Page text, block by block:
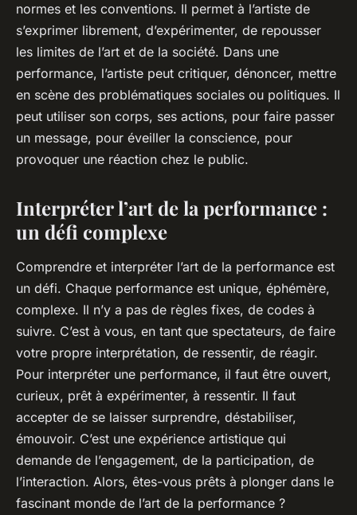
normes et les conventions. Il permet à l’artiste de
s’exprimer librement, d’expérimenter, de repousser
les limites de l’art et de la société. Dans une
performance, l’artiste peut critiquer, dénoncer, mettre
en scène des problématiques sociales ou politiques. Il
peut utiliser son corps, ses actions, pour faire passer
un message, pour éveiller la conscience, pour
provoquer une réaction chez le public.
Interpréter l’art de la performance :
un défi complexe
Comprendre et interpréter l’art de la performance est
un défi. Chaque performance est unique, éphémère,
complexe. Il n’y a pas de règles fixes, de codes à
suivre. C’est à vous, en tant que spectateurs, de faire
votre propre interprétation, de ressentir, de réagir.
Pour interpréter une performance, il faut être ouvert,
curieux, prêt à expérimenter, à ressentir. Il faut
accepter de se laisser surprendre, déstabiliser,
émouvoir. C’est une expérience artistique qui
demande de l’engagement, de la participation, de
l’interaction. Alors, êtes-vous prêts à plonger dans le
fascinant monde de l’art de la performance ?